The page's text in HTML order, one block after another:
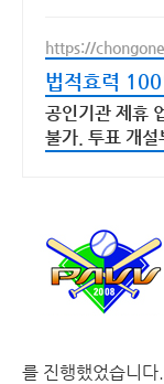
https://
법적효력
뢰도 100%
공인기관 제휴
불가. 투표 개설
를 진행했었습니다.